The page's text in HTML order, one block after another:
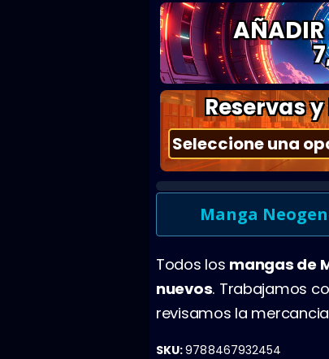
AÑADIR
Reservas
Manga
Todos los mangas de
nuevos. Trabajamos
revisamos la
SKU:9788467932454